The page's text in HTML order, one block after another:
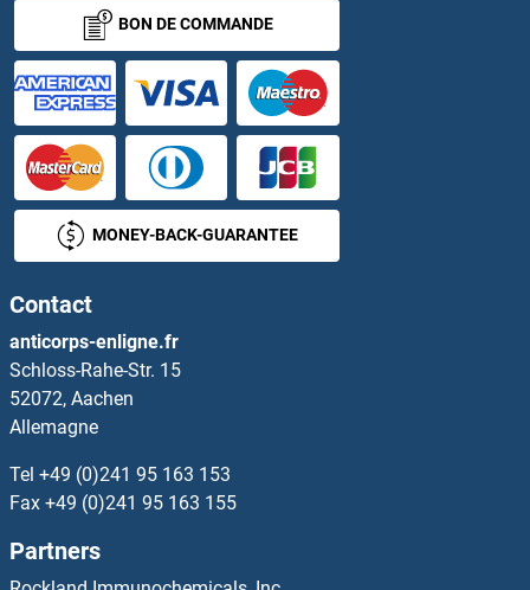
FMR1 Kits ELISA
FN3K Kits ELISA
FN3KRP Kits ELISA
FNBP1 Kits ELISA
FNBP1L Kits ELISA
FNDC1 Kits ELISA
FNDC3B Kits ELISA
FNDC4 Kits ELISA
FNDC5 Kits ELISA
FNDC7 Kits ELISA
BON DE COMMANDE
MONEY-BACK-GUARANTEE
Contact
anticorps-enligne.fr
Schloss-Rahe-Str. 15
52072, Aachen
Allemagne
Tel +49 (0)241 95 163 153
Fax +49 (0)241 95 163 155
Partners